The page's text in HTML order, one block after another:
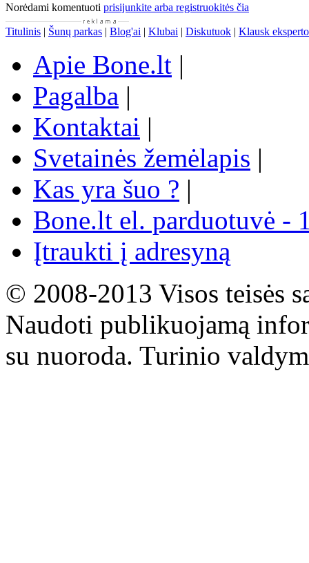
Norėdami komentuoti prisijunkite arba registruokitės čia
Titulinis | Šunų parkas | Blog'ai | Klubai | Diskutuok | Klausk eksperto
Apie Bone.lt |
Pagalba |
Kontaktai |
Svetainės žemėlapis |
Kas yra šuo ? |
Bone.lt el. parduotuvė -
Įtraukti į adresyną
© 2008-2013 Visos teisės
Naudoti publikuojamą
su nuoroda. Turinio